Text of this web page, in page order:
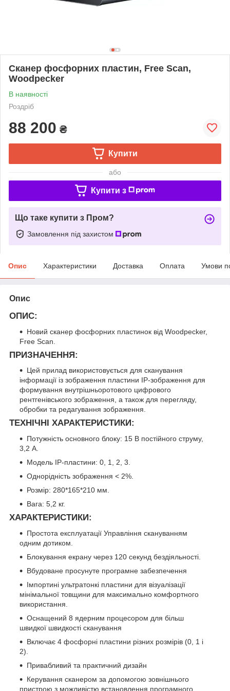
Сканер фосфорних пластин, Free Scan,
Woodpecker
В наявності
Роздріб
88 200 ₴
Купити
або
Купити з
Що таке купити з Пром?
Замовлення під захистом
Опис Характеристики Доставка Оплата Умови
Опис
ОПИС:
Новий сканер фосфорних пластинок від Woodpecker,
Free Scan.
ПРИЗНАЧЕННЯ:
Цей прилад використовується для сканування
інформації із зображення пластини IP-зображення для
формування внутрішньоротового цифрового
рентгенівського зображення, а також для перегляду,
обробки та редагування зображення.
ТЕХНІЧНІ ХАРАКТЕРИСТИКИ:
Потужність основного блоку: 15 В постійного струму,
3,2 А.
Модель IP-пластини: 0, 1, 2, 3.
Однорідність зображення < 2%.
Розмір: 280*165*210 мм.
Вага: 5,2 кг.
ХАРАКТЕРИСТИКИ:
Простота експлуатації Управління скануванням
одним дотиком.
Блокування екрану через 120 секунд бездіяльності.
Вбудоване просунуте програмне забезпечення
Імпортині ультратонкі пластини для візуалізації
мінімальної товщини для максимально комфортного
використання.
Оснащений 8 ядерним процесором для більш
швидкої швидкості сканування
Включає 4 фосфорні пластини різних розмірів (0, 1 і
2).
Привабливий та практичний дизайн
Керування сканером за допомогою зовнішнього
пристрою з можливістю встановлення програмного